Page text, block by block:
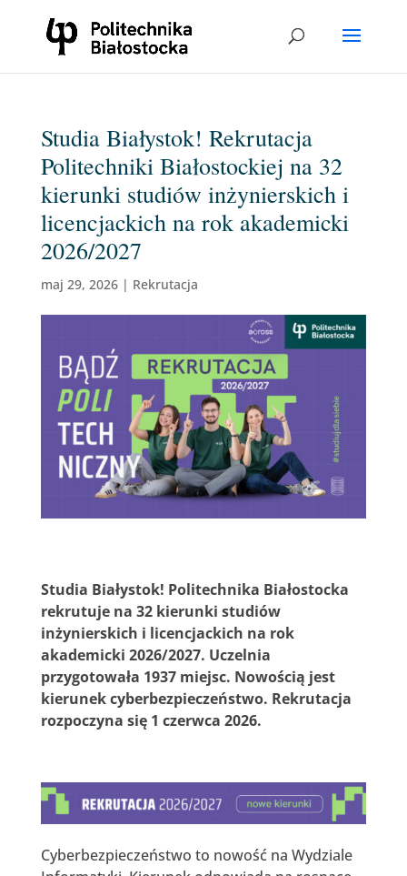
Studia Białystok! Rekrutacja
Politechniki Białostockiej na 32
kierunki studiów inżynierskich i
licencjackich na rok akademicki
2026/2027
maj 29, 2026| Rekrutacja
Studia Białystok! Politechnika Białostocka
rekrutuje na 32 kierunki studiów
inżynierskich i licencjackich na rok
akademicki 2026/2027. Uczelnia
przygotowała 1937 miejsc. Nowością jest
kierunek cyberbezpieczeństwo. Rekrutacja
rozpoczyna się 1 czerwca 2026.
Cyberbezpieczeństwo to nowość na Wydziale